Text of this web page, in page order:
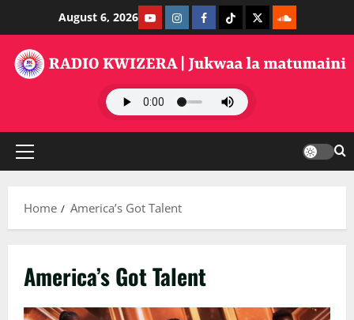
content
August 6, 2026 YoutubeInstagramFacebook
TikTokTwitterSoundClauds
Primary
Home
America’s Got Talent
America’s Got Talent